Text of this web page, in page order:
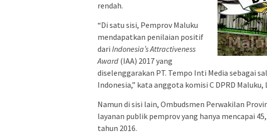
rendah.
“Di satu sisi, Pemprov Maluku
mendapatkan penilaian positif
dari Indonesia’s Attractiveness
Award (IAA) 2017 yang
diselenggarakan PT. Tempo Inti Media sebagai
Indonesia,” kata anggota komisi C DPRD
Namun di sisi lain, Ombudsmen Perwakilan
layanan publik pemprov yang hanya mencapai
tahun 2016.